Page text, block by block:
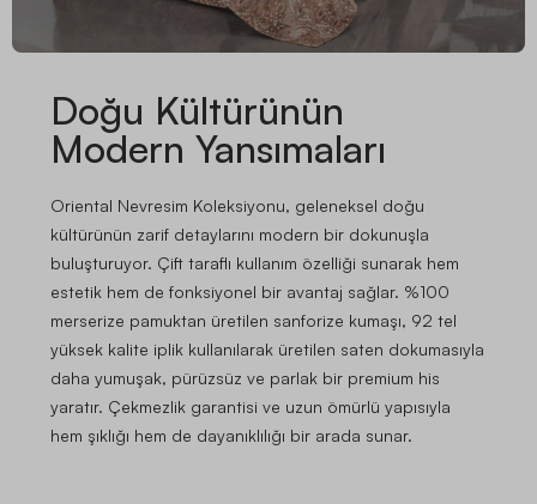
Doğu Kültürünün
Modern Yansımaları
Oriental Nevresim Koleksiyonu, geleneksel doğu
kültürünün zarif detaylarını modern bir dokunuşla
buluşturuyor. Çift taraflı kullanım özelliği sunarak hem
estetik hem de fonksiyonel bir avantaj sağlar. %100
merserize pamuktan üretilen sanforize kumaşı, 92 tel
yüksek kalite iplik kullanılarak üretilen saten dokumasıyla
daha yumuşak, pürüzsüz ve parlak bir premium his
yaratır. Çekmezlik garantisi ve uzun ömürlü yapısıyla
hem şıklığı hem de dayanıklılığı bir arada sunar.